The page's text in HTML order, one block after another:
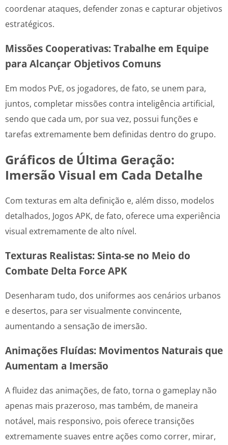
coordenar ataques, defender zonas e capturar objetivos
estratégicos.
Missões Cooperativas: Trabalhe em Equipe
para Alcançar Objetivos Comuns
Em modos PvE, os jogadores, de fato, se unem para,
juntos, completar missões contra inteligência artificial,
sendo que cada um, por sua vez, possui funções e
tarefas extremamente bem definidas dentro do grupo.
Gráficos de Última Geração:
Imersão Visual em Cada Detalhe
Com texturas em alta definição e, além disso, modelos
detalhados, Jogos APK, de fato, oferece uma experiência
visual extremamente de alto nível.
Texturas Realistas: Sinta-se no Meio do
Combate Delta Force APK
Desenharam tudo, dos uniformes aos cenários urbanos
e desertos, para ser visualmente convincente,
aumentando a sensação de imersão.
Animações Fluídas: Movimentos Naturais que
Aumentam a Imersão
A fluidez das animações, de fato, torna o gameplay não
apenas mais prazeroso, mas também, de maneira
notável, mais responsivo, pois oferece transições
extremamente suaves entre ações como correr, mirar,